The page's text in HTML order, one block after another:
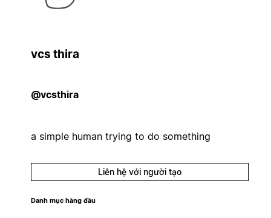
vcs thira
@vcsthira
a simple human trying to do something
Liên hệ với người tạo
Danh mục hàng đầu